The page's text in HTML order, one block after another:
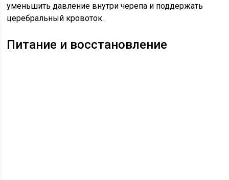
уменьшить давление внутри черепа и поддержать
церебральный кровоток.
Питание и восстановление